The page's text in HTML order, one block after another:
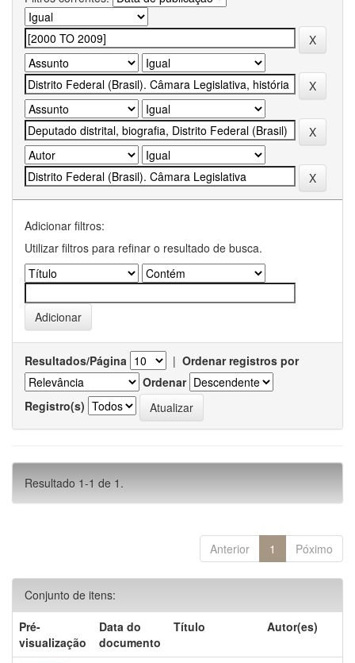
Adicionar filtros:
Utilizar filtros para refinar o resultado de busca.
Resultados/Página | Ordenar registros por
Ordenar
Registro(s)
Resultado 1-1 de 1.
Anterior 1 Póximo
Conjunto de itens:
Pré-
visualização
Data do
documento
Título Autor(es)